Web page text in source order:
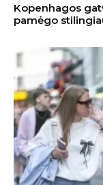
Kopenhagos
pamėgo